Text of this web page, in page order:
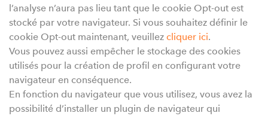
l’analyse n’aura pas lieu tant que le cookie Opt-out est
stocké par votre navigateur. Si vous souhaitez définir le
cookie Opt-out maintenant, veuillez cliquer ici.
Vous pouvez aussi empêcher le stockage des cookies
utilisés pour la création de profil en configurant votre
navigateur en conséquence.
En fonction du navigateur que vous utilisez, vous avez la
possibilité d’installer un plugin de navigateur qui